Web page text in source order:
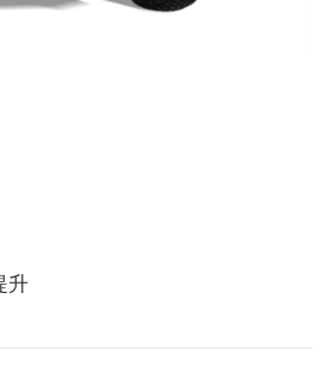
升